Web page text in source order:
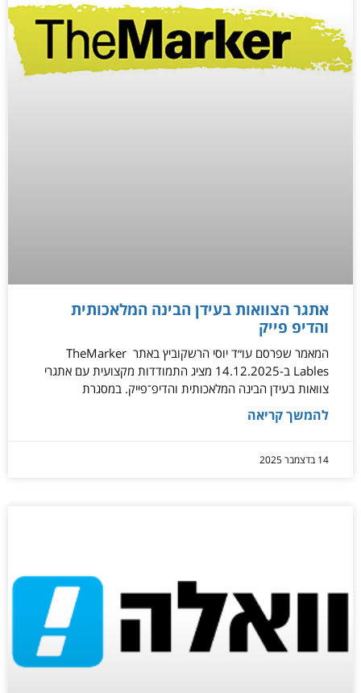
אתגר הצוואות בעידן הבינה המלאכותית
והדיפ פייק
המאמר שפרסם עו״ד יוסי הרשקוביץ באתר TheMarker
Lables ב-14.12.2025 מציג התמודדות מקצועית עם אתגרי
צוואות בעידן הבינה המלאכותית והדיפ־פייק. במסגרת
להמשך קריאה
14 בדצמבר 2025